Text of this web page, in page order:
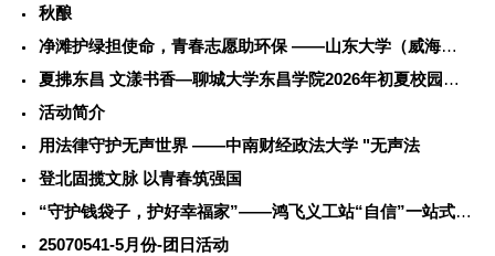
秋酿
净滩护绿担使命，青春志愿助环保 ——山东大学（威海）学子社会
夏拂东昌 文漾书香—聊城大学东昌学院2026年初夏校园风光
活动简介
用法律守护无声世界 ——中南财经政法大学 "无声法
登北固揽文脉 以青春筑强国
“守护钱袋子，护好幸福家”——鸿飞义工站“自信”一站式学生社
25070541-5月份-团日活动